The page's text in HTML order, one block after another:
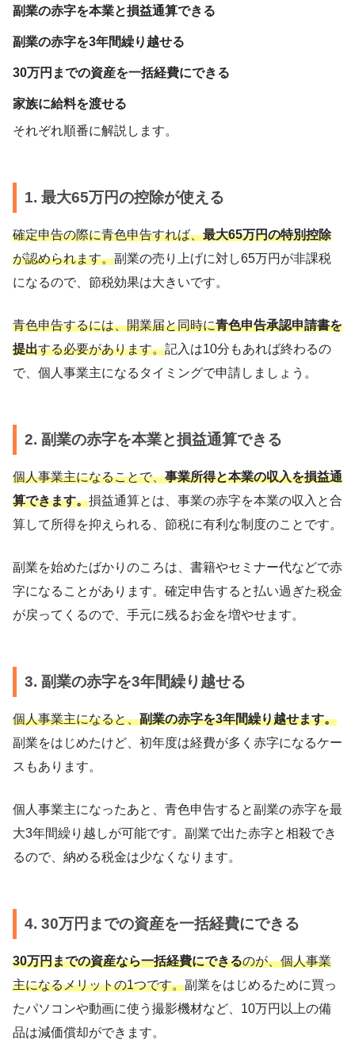
副業の赤字を本業と損益通算できる
副業の赤字を3年間繰り越せる
30万円までの資産を一括経費にできる
家族に給料を渡せる
それぞれ順番に解説します。
1. 最大65万円の控除が使える
確定申告の際に青色申告すれば、最大65万円の特別控除
が認められます。副業の売り上げに対し65万円が非課税
になるので、節税効果は大きいです。
青色申告するには、開業届と同時に青色申告承認申請書を
提出する必要があります。記入は10分もあれば終わるの
で、個人事業主になるタイミングで申請しましょう。
2. 副業の赤字を本業と損益通算できる
個人事業主になることで、事業所得と本業の収入を損益通
算できます。損益通算とは、事業の赤字を本業の収入と合
算して所得を抑えられる、節税に有利な制度のことです。
副業を始めたばかりのころは、書籍やセミナー代などで赤
字になることがあります。確定申告すると払い過ぎた税金
が戻ってくるので、手元に残るお金を増やせます。
3. 副業の赤字を3年間繰り越せる
個人事業主になると、副業の赤字を3年間繰り越せます。
副業をはじめたけど、初年度は経費が多く赤字になるケー
スもあります。
個人事業主になったあと、青色申告すると副業の赤字を最
大3年間繰り越しが可能です。副業で出た赤字と相殺でき
るので、納める税金は少なくなります。
4. 30万円までの資産を一括経費にできる
30万円までの資産なら一括経費にできるのが、個人事業
主になるメリットの1つです。副業をはじめるために買っ
たパソコンや動画に使う撮影機材など、10万円以上の備
品は減価償却ができます。